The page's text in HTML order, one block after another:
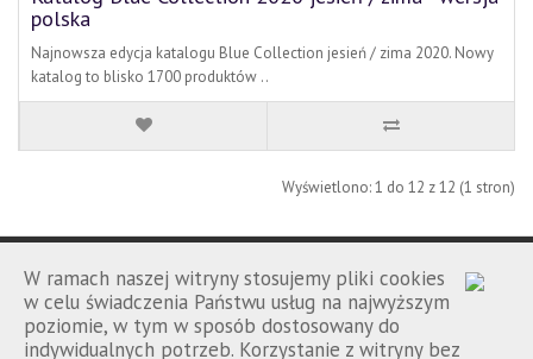
W ramach naszej witryny stosujemy pliki cookies
w celu świadczenia Państwu usług na najwyższym
poziomie, w tym w sposób dostosowany do
indywidualnych potrzeb. Korzystanie z witryny bez
polska
Najnowsza edycja katalogu Blue Collection jesień / zima 2020. Nowy
katalog to blisko 1700 produktów ..
Wyświetlono: 1 do 12 z 12 (1 stron)
Porównanie | Kontakt | Regulamin